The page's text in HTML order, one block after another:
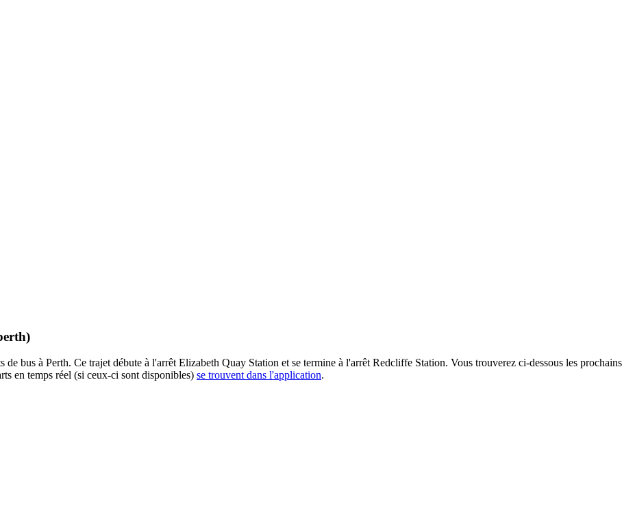
bus à Perth. Ce trajet débute à l'arrêt Elizabeth Quay Station et se termine à l'arrêt Redcliffe Station. Vous trouverez ci-dessous les prochains
en temps réel (si ceux-ci sont disponibles) se trouvent dans l'application.